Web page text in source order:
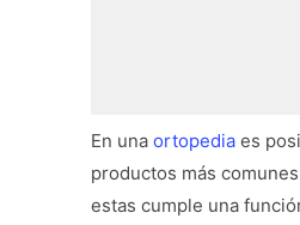
En una ortopedia es
productos más
estas cumple una